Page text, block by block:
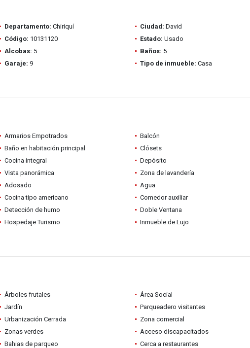
Departamento: Chiriquí Ciudad: David
Código: 10131120 Estado: Usado
Alcobas: 5 Baños: 5
Garaje: 9 Tipo de inmueble: Casa
Armarios Empotrados
Balcón
Baño en habitación principal
Clósets
Cocina integral
Depósito
Vista panorámica
Zona de lavandería
Adosado
Agua
Cocina tipo americano
Comedor auxiliar
Detección de humo
Doble Ventana
Hospedaje Turismo
Inmueble de Lujo
Árboles frutales
Área Social
Jardín
Parqueadero visitantes
Urbanización Cerrada
Zona comercial
Zonas verdes
Acceso discapacitados
Bahias de parqueo
Cerca a restaurantes